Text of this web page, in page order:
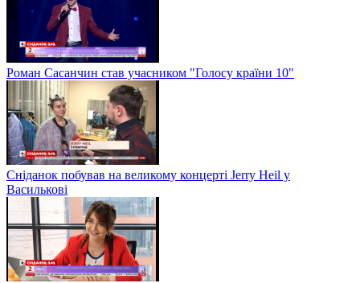
Роман Сасанчин став учасником "Голосу країни 10"
Сніданок побував на великому концерті Jerry Heil у
Василькові